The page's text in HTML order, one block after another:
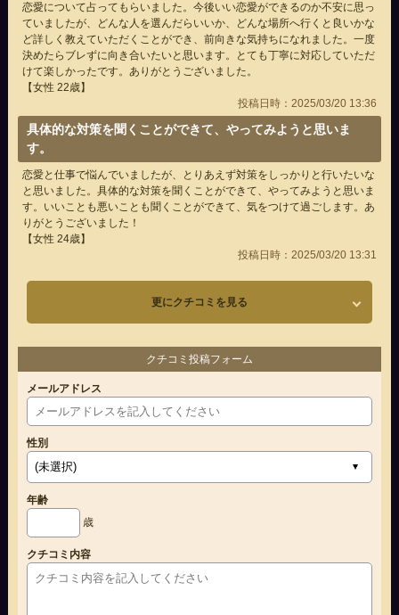
恋愛について占ってもらいました。今後いい恋愛ができるのか不安に思っ
ていましたが、どんな人を選んだらいいか、どんな場所へ行くと良いかな
ど詳しく教えていただくことができ、前向きな気持ちになれました。一度
決めたらブレずに向き合いたいと思います。とても丁寧に対応していただ
けて楽しかったです。ありがとうございました。
【女性 22歳】
投稿日時：2025/03/20 13:36
具体的な対策を聞くことができて、やってみようと思いま
す。
恋愛と仕事で悩んでいましたが、とりあえず対策をしっかりと行いたいな
と思いました。具体的な対策を聞くことができて、やってみようと思いま
す。いいことも悪いことも聞くことができて、気をつけて過ごします。あ
りがとうございました！
【女性 24歳】
投稿日時：2025/03/20 13:31
更にクチコミを見る
クチコミ投稿フォーム
メールアドレス
性別
年齢
歳
クチコミ内容